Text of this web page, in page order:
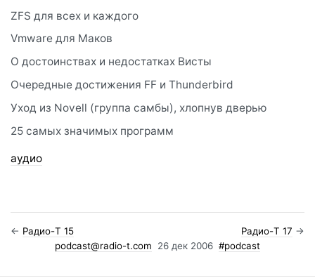
ZFS для всех и каждого
Vmware для Маков
О достоинствах и недостатках Висты
Очередные достижения FF и Thunderbird
Уход из Novell (группа самбы), хлопнув дверью
25 самых значимых программ
аудио
← Радио-T 15 Радио-T 17 →
podcast@radio-t.com
26 дек 2006 #podcast